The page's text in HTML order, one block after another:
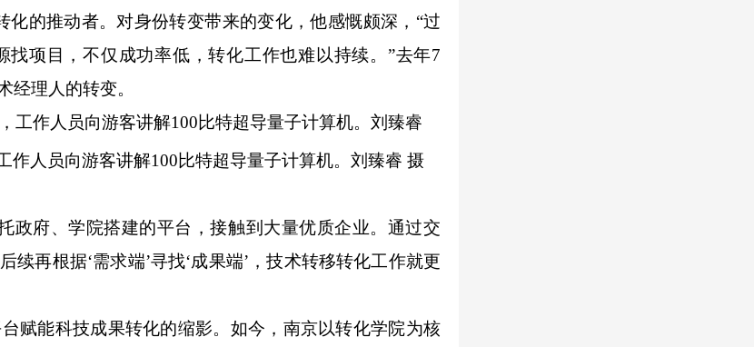
的推动者。对身份转变带来的变化，他感慨颇深，“过
项目，不仅成功率低，转化工作也难以持续。”去年7
经理人的转变。
工作人员向游客讲解100比特超导量子计算机。刘臻睿
府、学院搭建的平台，接触到大量优质企业。通过交
再根据‘需求端’寻找‘成果端’，技术转移转化工作就更
能科技成果转化的缩影。如今，南京以转化学院为核